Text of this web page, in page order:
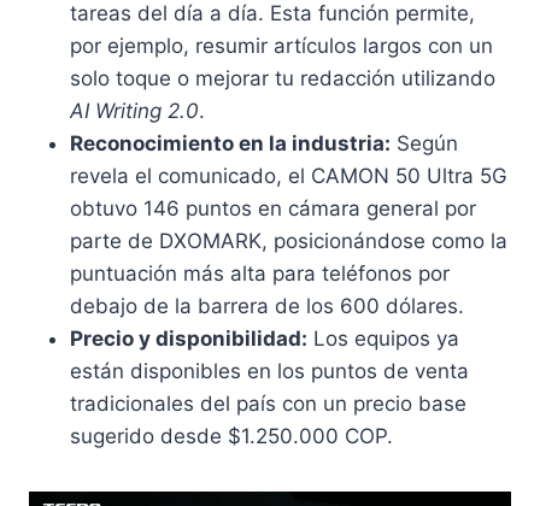
tareas del día a día. Esta función permite,
por ejemplo, resumir artículos largos con un
solo toque o mejorar tu redacción utilizando
AI Writing 2.0.
Reconocimiento en la industria: Según
revela el comunicado, el CAMON 50 Ultra 5G
obtuvo 146 puntos en cámara general por
parte de DXOMARK, posicionándose como la
puntuación más alta para teléfonos por
debajo de la barrera de los 600 dólares.
Precio y disponibilidad: Los equipos ya
están disponibles en los puntos de venta
tradicionales del país con un precio base
sugerido desde $1.250.000 COP.